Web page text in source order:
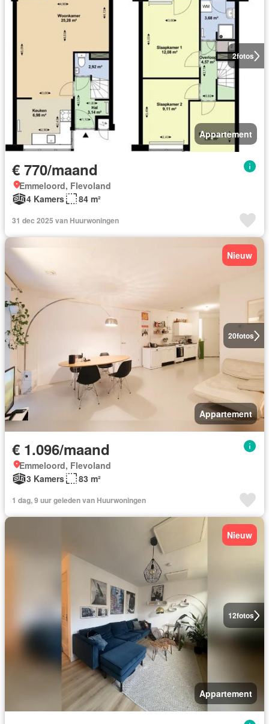
2fotos
Appartement
€ 770/maand
Emmeloord, Flevoland
4 Kamers
84 m²
31 dec 2025 van Huurwoningen
20fotos
Nieuw
Appartement
€ 1.096/maand
Emmeloord, Flevoland
3 Kamers
83 m²
1 dag, 9 uur geleden van Huurwoningen
12fotos
Nieuw
Appartement